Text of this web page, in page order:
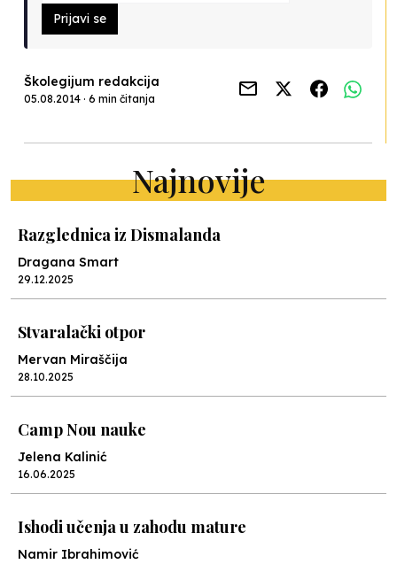
Prijavi se
Školegijum redakcija
05.08.2014 · 6 min čitanja
Najnovije
Razglednica iz Dismalanda
Dragana Smart
29.12.2025
Stvaralački otpor
Mervan Miraščija
28.10.2025
Camp Nou nauke
Jelena Kalinić
16.06.2025
Ishodi učenja u zahodu mature
Namir Ibrahimović